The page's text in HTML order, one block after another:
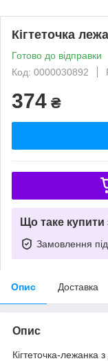
Кігтеточка
Готово до відправки
Код: 0000030892
374 ₴
Що таке
Замовлення
Опис Доставка
Опис
Кігтеточка-лежанка